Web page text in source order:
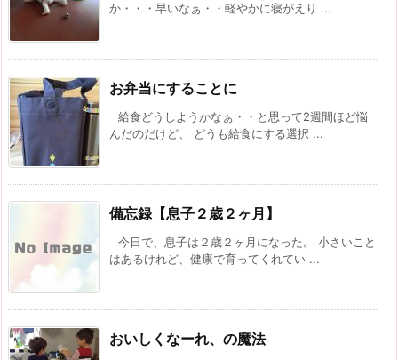
か・・・早いなぁ・・軽やかに寝がえり ...
お弁当にすることに
給食どうしようかなぁ・・と思って2週間ほど悩
んだのだけど、 どうも給食にする選択 ...
備忘録【息子２歳２ヶ月】
今日で、息子は２歳２ヶ月になった。 小さいこと
はあるけれど、健康で育ってくれてい ...
おいしくなーれ、の魔法